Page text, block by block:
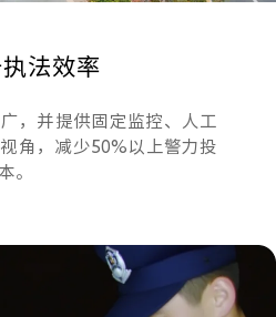
法效率
，并提供固定监控、人工
角，减少50%以上警力投
。